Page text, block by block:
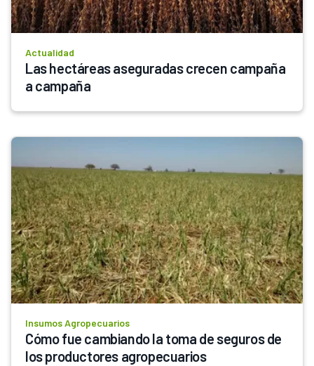
Actualidad
Las hectáreas aseguradas crecen campaña
a campaña
Insumos Agropecuarios
Cómo fue cambiando la toma de seguros de
los productores agropecuarios